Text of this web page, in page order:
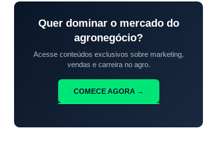
Quer dominar o mercado do
agronegócio?
Acesse conteúdos exclusivos sobre marketing,
vendas e carreira no agro.
COMECE AGORA →